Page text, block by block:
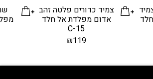
צמיד כדורים פלטה זהב
אדום מפלדת אל חלד
C-15
₪119